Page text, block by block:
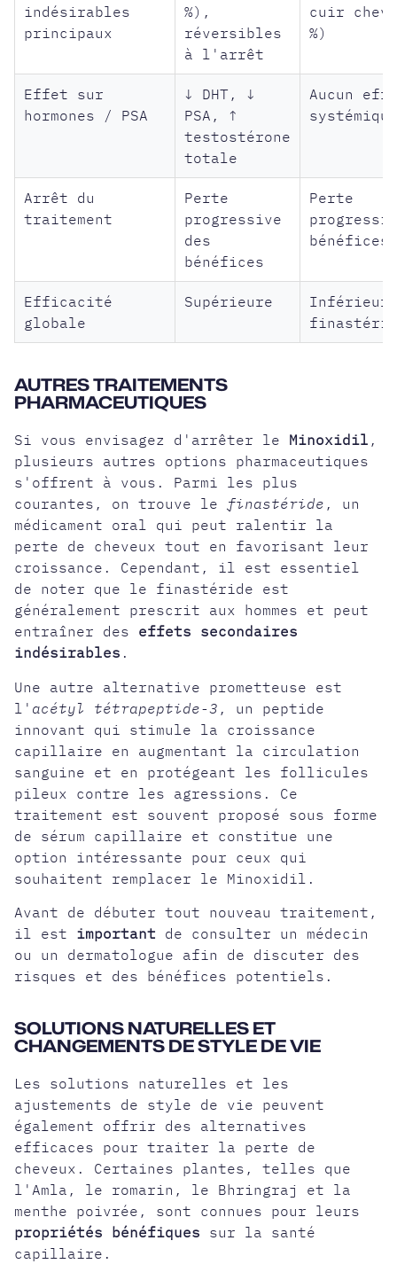
indésirables
principaux
%),
réversibles
à l'arrêt
cuir
%)
Effet sur
hormones / PSA
↓ DHT, ↓
PSA, ↑
testostérone
totale
Aucun
Arrêt du
traitement
Perte
progressive
des
bénéfices
Perte
bénéfices
Efficacité
globale
Supérieure
AUTRES TRAITEMENTS
PHARMACEUTIQUES
Si vous envisagez d'arrêter le Minoxidil ,
plusieurs autres options pharmaceutiques
s'offrent à vous. Parmi les plus
courantes, on trouve lefinastéride , un
médicament oral qui peut ralentir la
perte de cheveux tout en favorisant leur
croissance. Cependant, il est essentiel
de noter que le finastéride est
généralement prescrit aux hommes et peut
entraîner des effets secondaires
indésirables .
Une autre alternative prometteuse est
l' acétyl tétrapeptide-3 , un peptide
innovant qui stimule la croissance
capillaire en augmentant la circulation
sanguine et en protégeant les follicules
pileux contre les agressions. Ce
traitement est souvent proposé sous forme
de sérum capillaire et constitue une
option intéressante pour ceux qui
souhaitent remplacer le Minoxidil.
Avant de débuter tout nouveau traitement,
il est important de consulter un médecin
ou un dermatologue afin de discuter des
risques et des bénéfices potentiels.
SOLUTIONS NATURELLES ET
CHANGEMENTS DE STYLE DE VIE
Les solutions naturelles et les
ajustements de style de vie peuvent
également offrir des alternatives
efficaces pour traiter la perte de
cheveux. Certaines plantes, telles que
l'Amla, le romarin, le Bhringraj et la
menthe poivrée, sont connues pour leurs
propriétés bénéfiques sur la santé
capillaire.